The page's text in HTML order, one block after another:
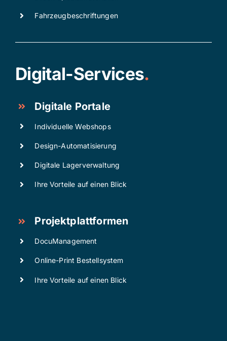
Fahrzeugbeschriftungen
Digital-Services.
Digitale Portale
Individuelle Webshops
Design-Automatisierung
Digitale Lagerverwaltung
Ihre Vorteile auf einen Blick
Projektplattformen
DocuManagement
Online-Print Bestellsystem
Ihre Vorteile auf einen Blick